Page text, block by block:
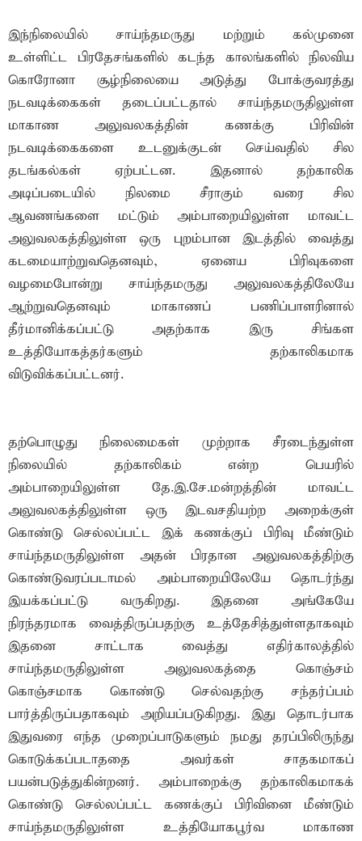
இந்நிலையில் சாய்ந்தமருது மற்றும் கல்முனை
உள்ளிட்ட பிரதேசங்களில் கடந்த காலங்களில் நிலவிய
கொரோனா சூழ்நிலையை அடுத்து போக்குவரத்து
நடவடிக்கைகள் தடைப்பட்டதால் சாய்ந்தமருதிலுள்ள
மாகாண அலுவலகத்தின் கணக்கு பிரிவின்
நடவடிக்கைகளை உடனுக்குடன் செய்வதில் சில
தடங்கல்கள் ஏற்பட்டன. இதனால் தற்காலிக
அடிப்படையில் நிலமை சீராகும் வரை சில
ஆவணங்களை மட்டும் அம்பாறையிலுள்ள மாவட்ட
அலுவலகத்திலுள்ள ஒரு புறம்பான இடத்தில் வைத்து
கடமையாற்றுவதெனவும், ஏனைய பிரிவுகளை
வழமைபோன்று சாய்ந்தமருது அலுவலகத்திலேயே
ஆற்றுவதெனவும் மாகாணப் பணிப்பாளரினால்
தீர்மானிக்கப்பட்டு அதற்காக இரு சிங்கள
உத்தியோகத்தர்களும் தற்காலிகமாக
விடுவிக்கப்பட்டனர்.
தற்பொழுது நிலைமைகள் முற்றாக சீரடைந்துள்ள
நிலையில் தற்காலிகம் என்ற பெயரில்
அம்பாறையிலுள்ள தே.இ.சே.மன்றத்தின் மாவட்ட
அலுவலகத்திலுள்ள ஒரு இடவசதியற்ற அறைக்குள்
கொண்டு செல்லப்பட்ட இக் கணக்குப் பிரிவு மீண்டும்
சாய்ந்தமருதிலுள்ள அதன் பிரதான அலுவலகத்திற்கு
கொண்டுவரப்படாமல் அம்பாறையிலேயே தொடர்ந்து
இயக்கப்பட்டு வருகிறது. இதனை அங்கேயே
நிரந்தரமாக வைத்திருப்பதற்கு உத்தேசித்துள்ளதாகவும்
இதனை சாட்டாக வைத்து எதிர்காலத்தில்
சாய்ந்தமருதிலுள்ள அலுவலகத்தை கொஞ்சம்
கொஞ்சமாக கொண்டு செல்வதற்கு சந்தர்ப்பம்
பார்த்திருப்பதாகவும் அறியப்படுகிறது. இது தொடர்பாக
இதுவரை எந்த முறைப்பாடுகளும் நமது தரப்பிலிருந்து
கொடுக்கப்படாததை அவர்கள் சாதகமாகப்
பயன்படுத்துகின்றனர். அம்பாறைக்கு தற்காலிகமாகக்
கொண்டு செல்லப்பட்ட கணக்குப் பிரிவினை மீண்டும்
சாய்ந்தமருதிலுள்ள உத்தியோகபூர்வ மாகாண